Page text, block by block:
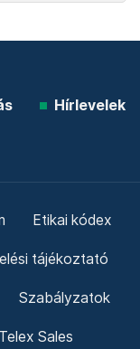
Hírlevelek
Etikai kódex
tájékoztató
Szabályzatok
Telex Sales